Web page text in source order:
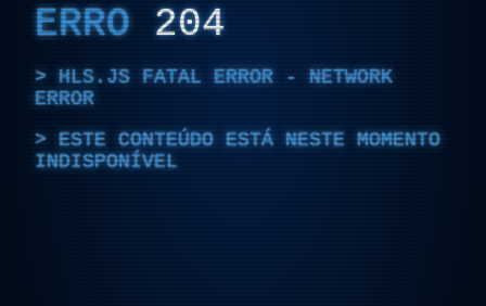
ERRO 204
HLS.JS FATAL ERROR - NETWORK
ERROR
ESTE CONTEÚDO ESTÁ NESTE MOMENTO
INDISPONÍVEL